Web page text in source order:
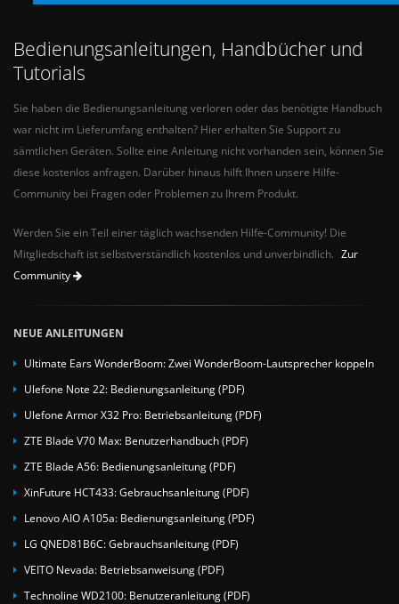
Bedienungsanleitungen, Handbücher und
Tutorials
Sie haben die Bedienungsanleitung verloren oder das benötigte Handbuch
war nicht im Lieferumfang enthalten? Hier erhalten Sie Support zu
sämtlichen Geräten. Sollte eine Anleitung nicht vorhanden sein, können Sie
diese kostenlos anfragen. Darüber hinaus hilft Ihnen unsere Hilfe-
Community bei Fragen oder Problemen zu Ihrem Produkt.
Werden Sie ein Teil einer täglich wachsenden Hilfe-Community! Die
Mitgliedschaft ist selbstverständlich kostenlos und unverbindlich. Zur
Community
NEUE ANLEITUNGEN
Ultimate Ears WonderBoom: Zwei WonderBoom-Lautsprecher koppeln
Ulefone Note 22: Bedienungsanleitung (PDF)
Ulefone Armor X32 Pro: Betriebsanleitung (PDF)
ZTE Blade V70 Max: Benutzerhandbuch (PDF)
ZTE Blade A56: Bedienungsanleitung (PDF)
XinFuture HCT433: Gebrauchsanleitung (PDF)
Lenovo AIO A105a: Bedienungsanleitung (PDF)
LG QNED81B6C: Gebrauchsanleitung (PDF)
VEITO Nevada: Betriebsanweisung (PDF)
Technoline WD2100: Benutzeranleitung (PDF)